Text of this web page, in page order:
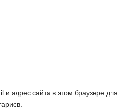
и адрес сайта в этом браузере для